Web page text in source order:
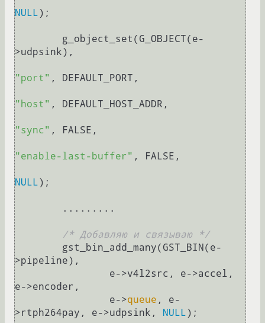
NULL);
>udpsink),
"port" , DEFAULT_PORT,
"host" , DEFAULT_HOST_ADDR,
"sync" , FALSE,
"enable-last-buffer" , FALSE,
NULL);
/* Добавляю и связываю */
>pipeline),
e->encoder,
		e->
queue , e-
>rtph264pay, e->udpsink,
NULL);